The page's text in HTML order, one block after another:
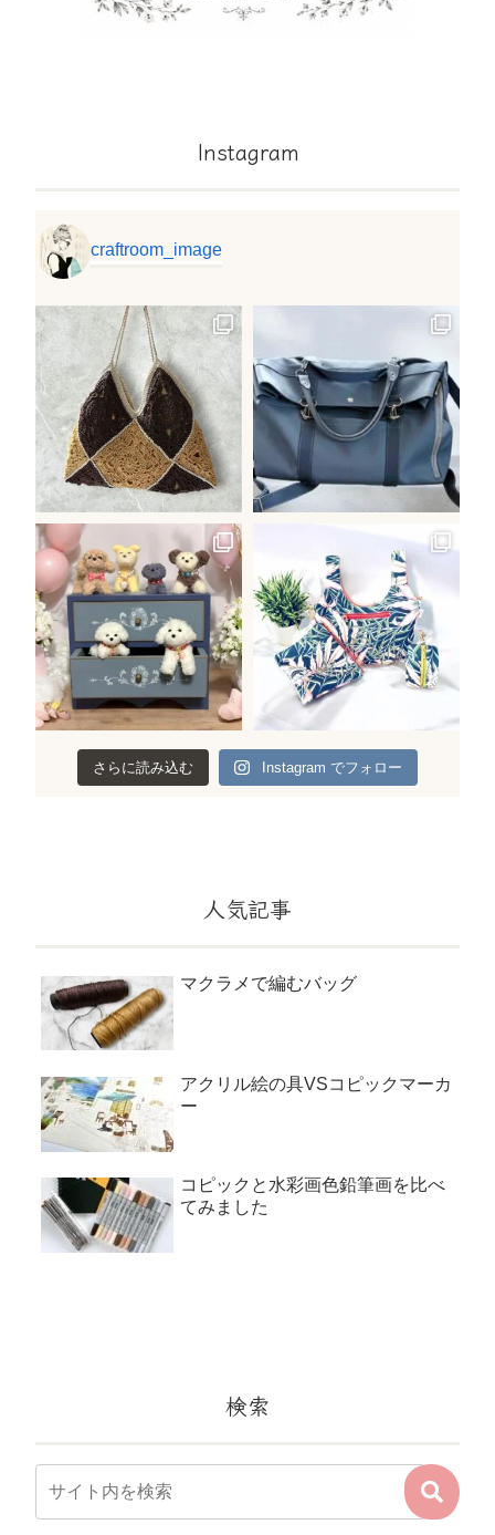
Instagram
craftroom_image
さらに読み込む Instagram でフォロー
人気記事
マクラメで編むバッグ
アクリル絵の具VSコピックマーカ
ー
コピックと水彩画色鉛筆画を比べ
てみました
検索